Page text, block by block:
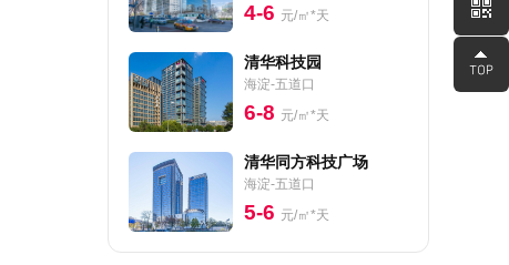
4-6 元/㎡*天
清华科技园
海淀-五道口
6-8 元/㎡*天
清华同方科技广场
海淀-五道口
5-6 元/㎡*天